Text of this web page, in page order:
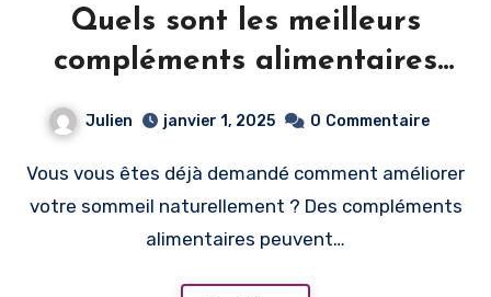
Quels sont les meilleurs
compléments alimentaires
pour améliorer le sommeil ?
Julien janvier 1, 2025 0 Commentaire
Vous vous êtes déjà demandé comment améliorer
votre sommeil naturellement ? Des compléments
alimentaires peuvent…